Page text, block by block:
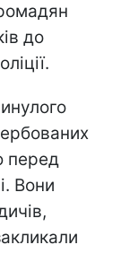
до
перед
Вони